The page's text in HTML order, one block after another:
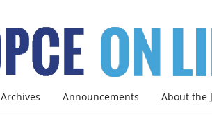
Archives Announcements About the